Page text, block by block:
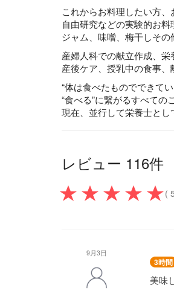
これからお料理したい方
自由研究などの実験的お料
ジャム、味噌、梅干しそ
産婦人科での献立作成、
産後ケア、授乳中の食事
“体は食べたものでできて
“食べる”に繋がるすべての
現在、並行して栄養士と
レビュー 116件
(
9月3日
3時間
美味